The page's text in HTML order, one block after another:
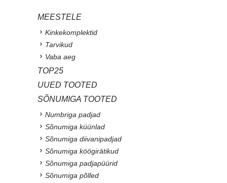
MEESTELE
Kinkekomplektid
Tarvikud
Vaba aeg
TOP25
UUED TOOTED
SÕNUMIGA TOOTED
Numbriga padjad
Sõnumiga küünlad
Sõnumiga diivanipadjad
Sõnumiga köögirätikud
Sõnumiga padjapüürid
Sõnumiga põlled